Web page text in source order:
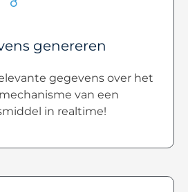
genereren
gegevens over het
van een
in realtime!